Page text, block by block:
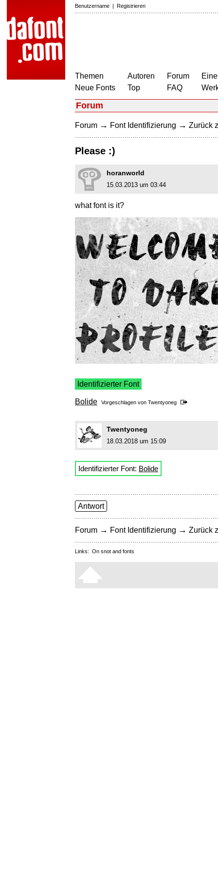
Benutzername | Registrieren
Themen
Neue Fonts
Autoren
Top
Forum
FAQ
Forum
Forum → Font Identifizierung → Zurück
Please :)
horanworld
15.03.2013 um 03:44
what font is it?
Identifizierter Font
Bolide Vorgeschlagen von Twentyoneg
Twentyoneg
18.03.2018 um 15:09
Identifizierter Font: Bolide
Antwort
Forum → Font Identifizierung → Zurück
Links: On snot and fonts